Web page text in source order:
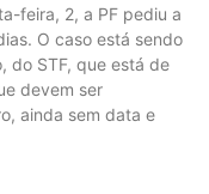
feira, 2, a PF pediu a
O caso está sendo
do STF, que está de
devem ser
ainda sem data e